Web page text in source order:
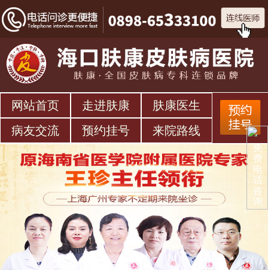
网站首页 走进肤康
肤康医生
病友交流
预约挂号 来院路线
免
费
电
话
咨
询